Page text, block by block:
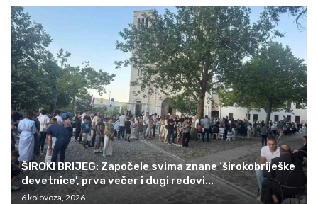
ŠIROKI BRIJEG: Započele svima znane ‘širokobriješke
devetnice’, prva večer i dugi redovi...
6 kolovoza, 2026